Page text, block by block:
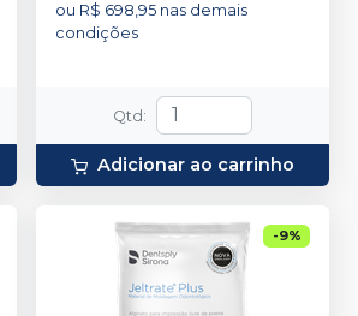
ou R$ 698,95 nas demais
condições
Qtd:
Adicionar ao carrinho
-9%